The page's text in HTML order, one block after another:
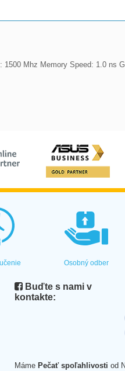
Mhz Memory Speed: 1.0 ns
Osobný odber
Buďte s nami v
kontakte:
Máme Pečať spoľahlivosti od